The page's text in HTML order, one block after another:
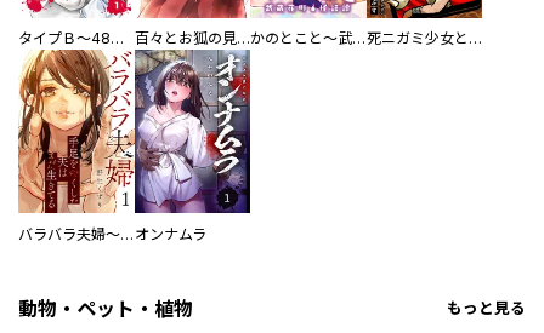
タイプＢ～48時間後、致死率100％～【単話】 百々とお狐の見習い巫女生活【単行本版】 かのとこと～武蔵花町怪話譚～ 【連載版】 死ニガミ少女とスマホ神
バラバラ夫婦～手足をなくした夫はまだ生きてる オンナムラ
動物・ペット・植物 もっと見る